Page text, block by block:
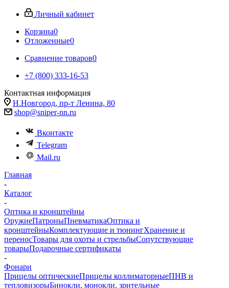
Личный кабинет
Корзина0
Отложенные0
Сравнение товаров0
+7 (800) 333-16-53
Контактная информация
Н.Новгород, пр-т Ленина, 80
shop@sniper-nn.ru
Вконтакте
Telegram
Mail.ru
Главная
-
Каталог
-
Оптика и кронштейны
ОружиеПатроныПневматикаОптика и
кронштейныКомплектующие и тюнингХранение и
переносТовары для охоты и стрельбыСопутствующие
товарыПодарочные сертификаты
-
Фонари
Прицелы оптическиеПрицелы коллиматорныеПНВ и
тепловизорыБинокли, монокли, зрительные